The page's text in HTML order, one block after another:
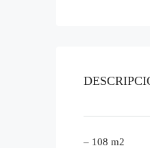
– 108 m2